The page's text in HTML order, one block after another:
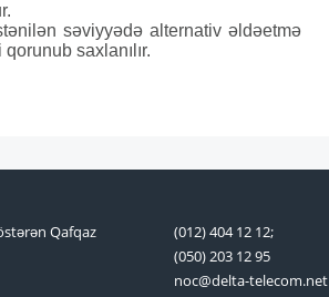
səviyyədə alternativ əldəetmə
saxlanılır.
Qafqaz
(012) 404 12 12;
(050) 203 12 95
noc@delta-telecom.net